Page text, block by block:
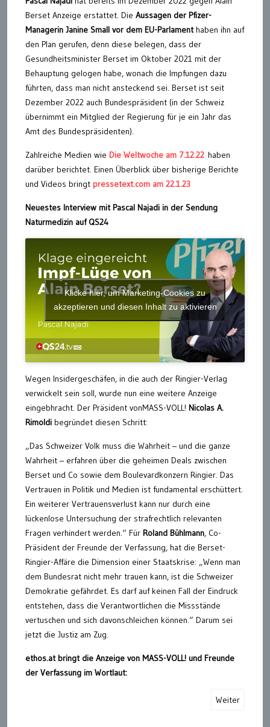
Berset Anzeige erstattet. Die Aussagen der Pfizer-
Managerin Janine Small vor dem EU-Parlamenthaben ihn auf
den Plan gerufen, denn diese belegen, dass der
Gesundheitsminister Berset im Oktober 2021 mit der
Behauptung gelogen habe, wonach die Impfungen dazu
führten, dass man nicht ansteckend sei. Berset ist seit
Dezember 2022 auch Bundespräsident (in der Schweiz
übernimmt ein Mitglied der Regierung für je ein Jahr das
Amt des Bundespräsidenten).
Zahlreiche Medien wie Die Weltwoche am 7.12.22 haben
darüber berichtet. Einen Überblick über bisherige Berichte
und Videos bringt pressetext.com am 22.1.23
Neuestes Interview mit Pascal Najadi in der Sendung
Naturmedizin auf QS24
Klicke hier, um Marketing-Cookies zu
akzeptieren und diesen Inhalt zu aktivieren
Wegen Insidergeschäfen, in die auch der Ringier-Verlag
verwickelt sein soll, wurde nun eine weitere Anzeige
eingebhracht. Der Präsident vonMASS-VOLL! Nicolas A.
Rimoldi begründet diesen Schritt:
„Das Schweizer Volk muss die Wahrheit – und die ganze
Wahrheit – erfahren über die geheimen Deals zwischen
Berset und Co sowie dem Boulevardkonzern Ringier. Das
Vertrauen in Politik und Medien ist fundamental erschüttert.
Ein weiterer Vertrauensverlust kann nur durch eine
lückenlose Untersuchung der strafrechtlich relevanten
Fragen verhindert werden.“ Für Roland Bühlmann, Co-
Präsident der Freunde der Verfassung, hat die Berset-
Ringier-Affäre die Dimension einer Staatskrise: „Wenn man
dem Bundesrat nicht mehr trauen kann, ist die Schweizer
Demokratie gefährdet. Es darf auf keinen Fall der Eindruck
entstehen, dass die Verantwortlichen die Missstände
vertuschen und sich davonschleichen können.“ Darum sei
jetzt die Justiz am Zug.
ethos.at bringt die Anzeige von MASS-VOLL! und Freunde
der Verfassung im Wortlaut:
Weiter